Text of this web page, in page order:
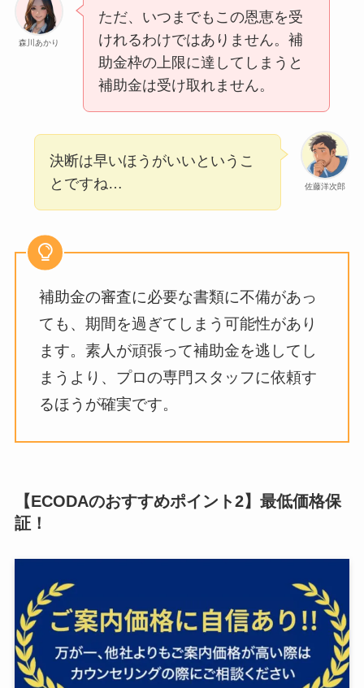
森川あかり
ただ、いつまでもこの恩恵を受
けれるわけではありません。補
助金枠の上限に達してしまうと
補助金は受け取れません。
佐藤洋次郎
決断は早いほうがいいというこ
とですね…
補助金の審査に必要な書類に不備があっ
ても、期間を過ぎてしまう可能性があり
ます。素人が頑張って補助金を逃してし
まうより、プロの専門スタッフに依頼す
るほうが確実です。
【ECODAのおすすめポイント2】最低価格保
証！